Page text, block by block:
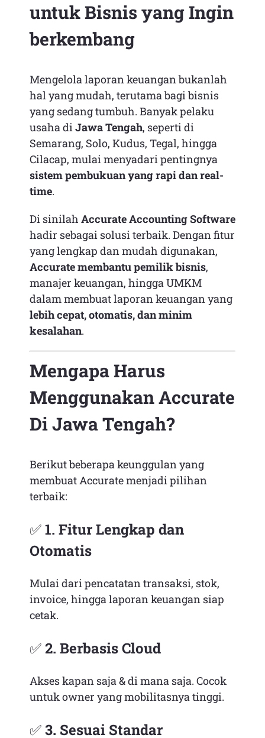
untuk Bisnis yang Ingin
berkembang
Mengelola laporan keuangan bukanlah
hal yang mudah, terutama bagi bisnis
yang sedang tumbuh. Banyak pelaku
usaha diJawa Tengah, seperti di
Semarang, Solo, Kudus, Tegal, hingga
Cilacap, mulai menyadari pentingnya
sistem pembukuan yang rapi dan real-
time.
Di sinilah Accurate Accounting Software
hadir sebagai solusi terbaik. Dengan fitur
yang lengkap dan mudah digunakan,
Accurate membantu pemilik bisnis,
manajer keuangan, hingga UMKM
dalam membuat laporan keuangan yang
lebih cepat, otomatis, dan minim
kesalahan.
Mengapa Harus
Menggunakan Accurate
Di Jawa Tengah?
Berikut beberapa keunggulan yang
membuat Accurate menjadi pilihan
terbaik:
✅1. Fitur Lengkap dan
Otomatis
Mulai dari pencatatan transaksi, stok,
invoice, hingga laporan keuangan siap
cetak.
✅2. Berbasis Cloud
Akses kapan saja & di mana saja. Cocok
untuk owner yang mobilitasnya tinggi.
✅3. Sesuai Standar